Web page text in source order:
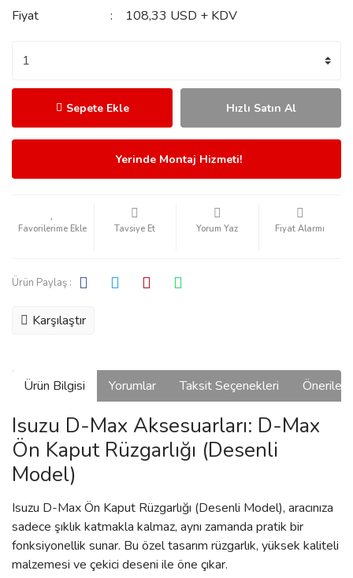
Fiyat
108,33 USD + KDV
Sepete Ekle Hızlı Satın Al
Yerinde Montaj Hizmeti!
Tavsiye Et Yorum Yaz Fiyat Alarmı
Ürün Paylaş :
Karşılaştır
Ürün Bilgisi Yorumlar Taksit Seçenekleri
Isuzu D-Max Aksesuarları: D-Max
Ön Kaput Rüzgarlığı (Desenli
Model)
Isuzu D-Max Ön Kaput Rüzgarlığı (Desenli Model), aracınıza
sadece şıklık katmakla kalmaz, aynı zamanda pratik bir
fonksiyonellik sunar. Bu özel tasarım rüzgarlık, yüksek kaliteli
malzemesi ve çekici deseni ile öne çıkar.